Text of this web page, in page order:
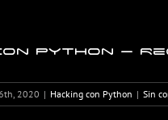
Python –
2020 | Hacking con Python | Sin